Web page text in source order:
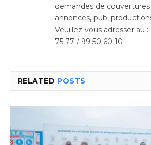
demandes de
annonces, pub,
Veuillez-vous adresser au
75 77 / 99 50 60 10
RELATED POSTS